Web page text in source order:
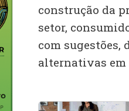
construção da
setor,
com sugestões,
alternativas em